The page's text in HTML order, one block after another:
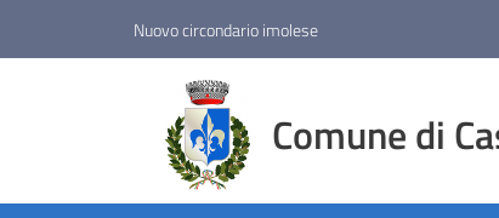
Nuovo circondario imolese
Comune di